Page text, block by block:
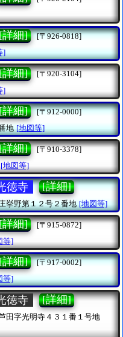
詳細]
[〒926-0818]
]
詳細]
[〒920-3104]
]
詳細]
[〒912-0000]
地 [地図等]
詳細]
[〒910-3378]
[地図等]
徳寺 [詳細]
挙野第１２号２番地 [地図等]
詳細]
[〒915-0872]
等]
詳細]
[〒917-0002]
等]
徳寺 [詳細]
田字光明寺４３１番１号地